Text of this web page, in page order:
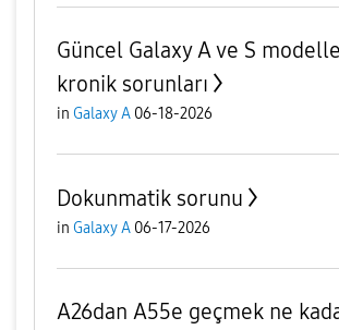
Güncel Galaxy A ve S
kronik sorunları
in Galaxy A 06-18-2026
Dokunmatik sorunu
in Galaxy A 06-17-2026
A26dan A55e geçmek ne